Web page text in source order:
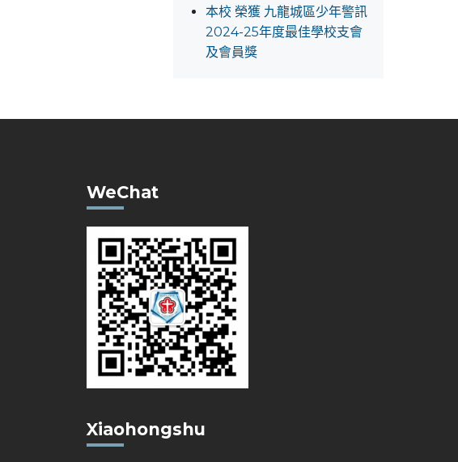
本校 榮獲 九龍城區少年警訊
2024-25年度最佳學校支會
及會員獎
WeChat
Xiaohongshu